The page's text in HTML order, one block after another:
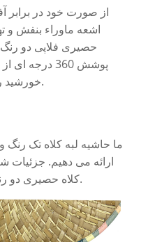
اشعه ماوراء بنفش و
حصیری فلاپی دو
پوشش 360
خورشید را از صورت شما دور می کند.
ما حاشیه لبه کلاه تک رنگ
ارائه می دهیم. جزئیات
کلاه حصیری دو رنگ سفارشی خود اضافه کنید.